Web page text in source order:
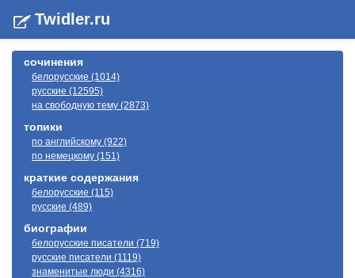
Twidler.ru
сочинения
белорусские (1014)
русские (12595)
на свободную тему (2873)
топики
по английскому (922)
по немецкому (151)
краткие содержания
белорусские (115)
русские (489)
биографии
белорусские писатели (719)
русские писатели (1119)
знаменитые люди (4316)